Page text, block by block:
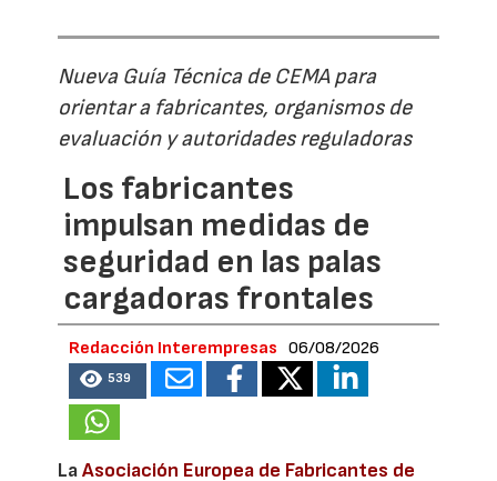
Nueva Guía Técnica de CEMA para
orientar a fabricantes, organismos de
evaluación y autoridades reguladoras
Los fabricantes
impulsan medidas de
seguridad en las palas
cargadoras frontales
Redacción Interempresas 06/08/2026
539
LaAsociación Europea de Fabricantes de